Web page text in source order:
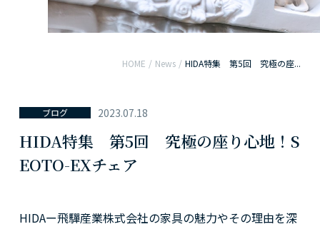
HOME / News / HIDA特集 第5回 究極の座...
ブログ 2023.07.18
HIDA特集 第5回 究極の座り心地！S
EOTO-EXチェア
HIDAー飛驒産業株式会社の家具の魅力やその理由を深